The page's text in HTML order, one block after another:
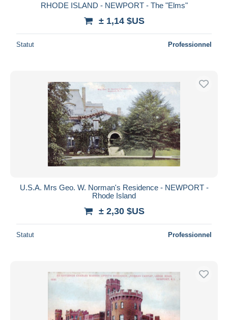
RHODE ISLAND - NEWPORT - The "Elms"
± 1,14 $US
Statut Professionnel
U.S.A. Mrs Geo. W. Norman's Residence - NEWPORT -
Rhode Island
± 2,30 $US
Statut Professionnel